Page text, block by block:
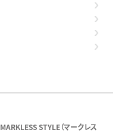
MARKLESS STYLE（マークレス